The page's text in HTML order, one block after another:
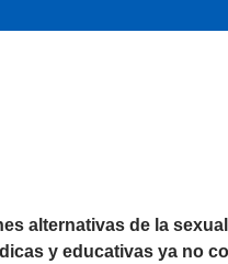
alternativas de la
y educativas ya no